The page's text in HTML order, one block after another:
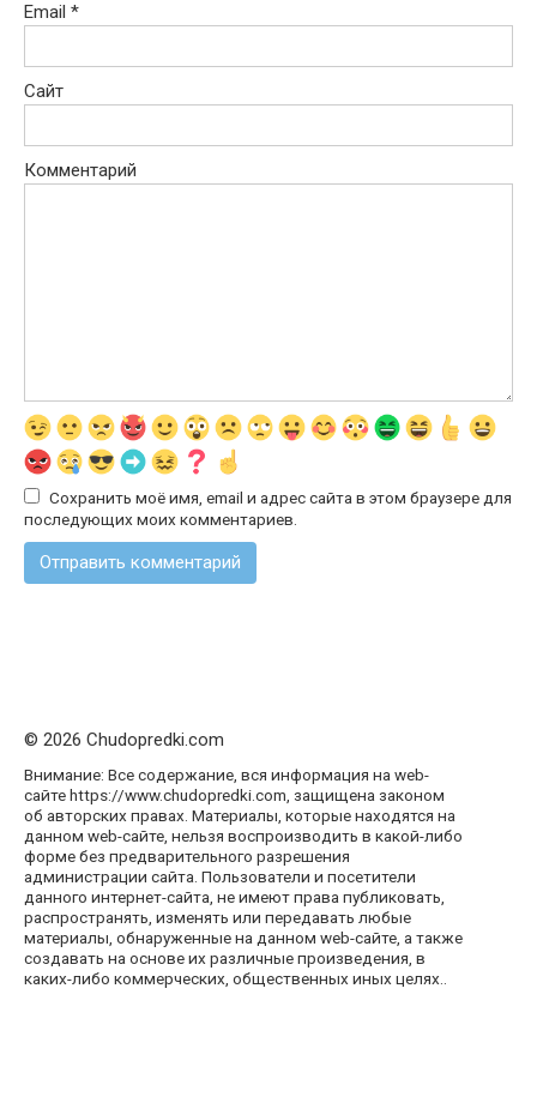
Email *
Сайт
Комментарий
Сохранить моё имя, email и адрес сайта в этом браузере для
последующих моих комментариев.
© 2026 Chudopredki.com
Внимание: Все содержание, вся информация на web-
сайте https://www.chudopredki.com, защищена законом
об авторских правах. Материалы, которые находятся на
данном web-сайте, нельзя воспроизводить в какой-либо
форме без предварительного разрешения
администрации сайта. Пользователи и посетители
данного интернет-сайта, не имеют права публиковать,
распространять, изменять или передавать любые
материалы, обнаруженные на данном web-сайте, а также
создавать на основе их различные произведения, в
каких-либо коммерческих, общественных иных целях..